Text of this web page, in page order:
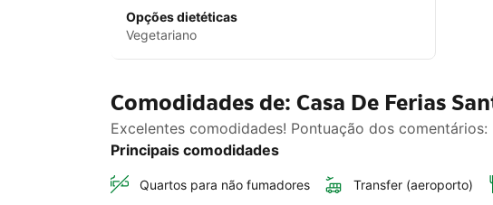
Opções dietéticas
Vegetariano
Comodidades de: Casa De Ferias
Excelentes comodidades! Pontuação dos comentários:
Principais comodidades
Quartos para não fumadores Transfer (aeroporto)